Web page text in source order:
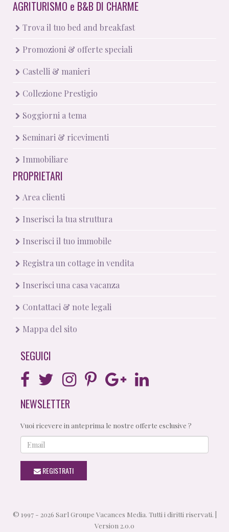
AGRITURISMO e B&B DI CHARME
Trova il tuo bed and breakfast
Promozioni & offerte speciali
Castelli & manieri
Collezione Prestigio
Soggiorni a tema
Seminari & ricevimenti
Immobiliare
PROPRIETARI
Area clienti
Inserisci la tua struttura
Inserisci il tuo immobile
Registra un cottage in vendita
Inserisci una casa vacanza
Contattaci & note legali
Mappa del sito
SEGUICI
NEWSLETTER
Vuoi ricevere in anteprima le nostre offerte esclusive ?
Email
REGISTRATI
© 1997 - 2026 Sarl Groupe Vacances Media. Tutti i diritti riservati. |
Version 2.0.0